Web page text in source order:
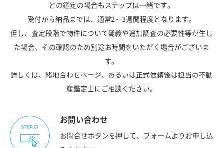
どの鑑定の場合もステップは一緒です。
受付から納品までは、通常2～3週間程度となります。
但し、査定段階で物件について疑義や追加調査の必要性等が生じ
た場合、その確認のため別途お時間をいただく場合がございま
す。
詳しくは、緒地合わせページ、あるいは正式依頼後は担当の不動
産鑑定士にご相談ください。
お問い合わせ
お問合せボタンを押して、フォームよりお申し込